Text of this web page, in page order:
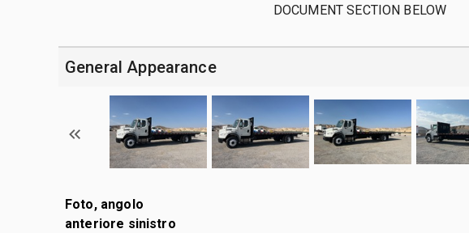
DOCUMENT SECTION BELOW
General Appearance
Foto, angolo
anteriore sinistro